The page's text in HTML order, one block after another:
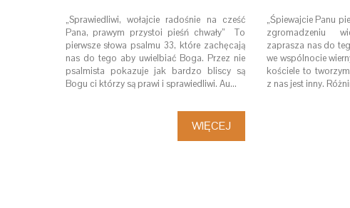
„Sprawiedliwi, wołajcie radośnie na cześć
Pana, prawym przystoi pieśń chwały” To
pierwsze słowa psalmu 33, które zachęcają
nas do tego aby uwielbiać Boga. Przez nie
psalmista pokazuje jak bardzo bliscy są
Bogu ci którzy są prawi i sprawiedliwi. Au…
WIĘCEJ
„Śpiewajcie Panu
zgromadzeniu
zaprasza nas do
we wspólnocie
kościele to
z nas jest inny.